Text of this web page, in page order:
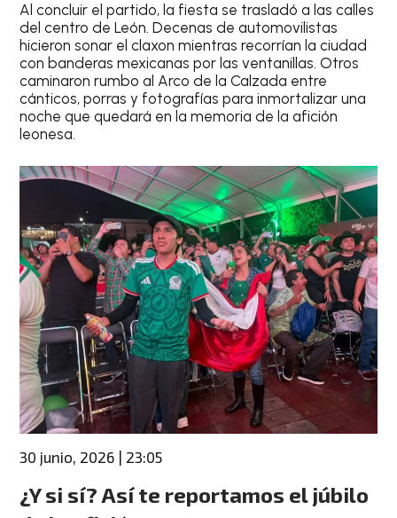
Al concluir el partido, la fiesta se trasladó a las calles
del centro de León. Decenas de automovilistas
hicieron sonar el claxon mientras recorrían la ciudad
con banderas mexicanas por las ventanillas. Otros
caminaron rumbo al Arco de la Calzada entre
cánticos, porras y fotografías para inmortalizar una
noche que quedará en la memoria de la afición
leonesa.
30 junio, 2026 | 23:05
¿Y si sí? Así te reportamos el júbilo